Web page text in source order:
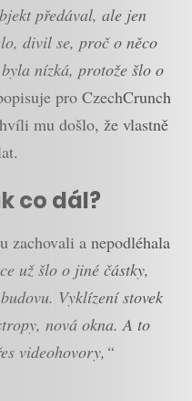
předával, ale jen
divil se, proč o něco
nízká, protože šlo o
pro CzechCrunch
mu došlo, že vlastně
co dál?
zachovali a nepodléhala
už šlo o jiné částky,
Vyklízení stovek
nová okna. A to
videohovory,“